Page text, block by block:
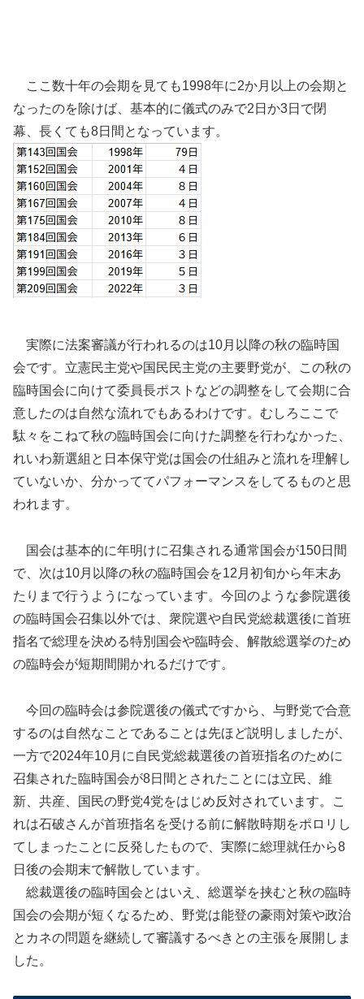
ここ数十年の会期を見ても1998年に2か月以上の会期と
なったのを除けば、基本的に儀式のみで2日か3日で閉
幕、長くても8日間となっています。
実際に法案審議が行われるのは10月以降の秋の臨時国
会です。立憲民主党や国民民主党の主要野党が、この秋の
臨時国会に向けて委員長ポストなどの調整をして会期に合
意したのは自然な流れでもあるわけです。むしろここで
駄々をこねて秋の臨時国会に向けた調整を行わなかった、
れいわ新選組と日本保守党は国会の仕組みと流れを理解し
ていないか、分かっててパフォーマンスをしてるものと思
われます。
国会は基本的に年明けに召集される通常国会が150日間
で、次は10月以降の秋の臨時国会を12月初旬から年末あ
たりまで行うようになっています。今回のような参院選後
の臨時国会召集以外では、衆院選や自民党総裁選後に首班
指名で総理を決める特別国会や臨時会、解散総選挙のため
の臨時会が短期間開かれるだけです。
今回の臨時会は参院選後の儀式ですから、与野党で合意
するのは自然なことであることは先ほど説明しましたが、
一方で2024年10月に自民党総裁選後の首班指名のために
召集された臨時国会が8日間とされたことには立民、維
新、共産、国民の野党4党をはじめ反対されています。こ
れは石破さんが首班指名を受ける前に解散時期をポロリし
てしまったことに反発したもので、実際に総理就任から8
日後の会期末で解散しています。
総裁選後の臨時国会とはいえ、総選挙を挟むと秋の臨時
国会の会期が短くなるため、野党は能登の豪雨対策や政治
とカネの問題を継続して審議するべきとの主張を展開しま
した。